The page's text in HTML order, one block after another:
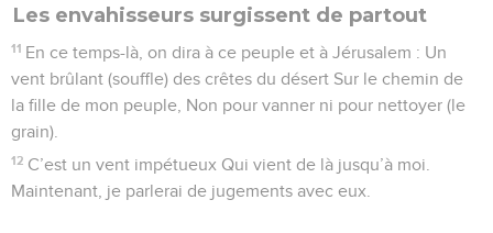
Les envahisseurs surgissent de partout
11 En ce temps-là, on dira à ce peuple et à Jérusalem : Un
vent brûlant (souffle) des crêtes du désert Sur le chemin de
la fille de mon peuple, Non pour vanner ni pour nettoyer (le
grain).
12 C’est un vent impétueux Qui vient de là jusqu’à moi.
Maintenant, je parlerai de jugements avec eux.